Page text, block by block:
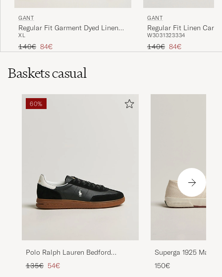
GANT
Regular Fit Garment Dyed Linen
Shirt Dusty Yellow
XL
Prix ordinaire
140€ Prix réduit
84€
GANT
Regular Fit Linen
Sand
W3031323334
Prix ordinaire
140€ Prix réduit
84€
Baskets casual
60%
Polo Ralph Lauren Bedford
Sneakers Black/White
Prix ordinaire
135€ Prix réduit
54€
Superga 1925 Made
Beige
150€